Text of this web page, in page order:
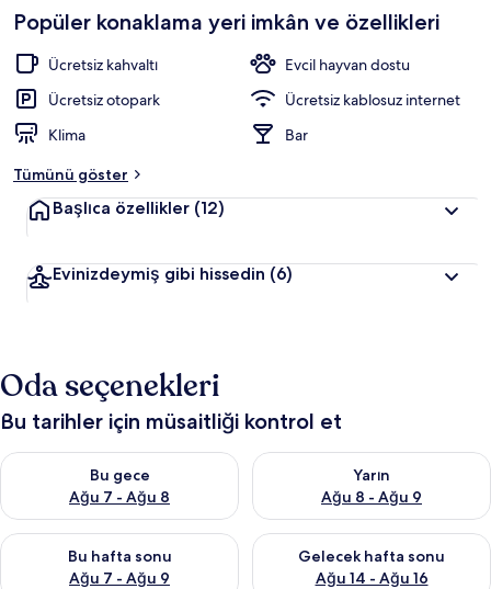
favorisi
f
r
e
a
n
l
a
n
Popüler konaklama yeri imkân ve özellikleri
Ücretsiz kahvaltı
Evcil hayvan dostu
Ücretsiz otopark
Ücretsiz kablosuz internet
Klima
Bar
Tümünü göster
Başlıca özellikler (12)
Evinizdeymiş gibi hissedin (6)
Oda seçenekleri
Bu tarihler için müsaitliği kontrol et
Bu gece
Ağu 7 - Ağu 8
Bu gece için müsaitliği kontrol et Ağu 7 - Ağu 8
Yarın
Ağu 8 - Ağu 9
Yarın için müsaitliği kontrol
Bu hafta sonu
Ağu 7 - Ağu 9
Bu hafta sonu için müsaitliği kontrol et Ağu 7 - Ağu 9
Gelecek hafta sonu
Ağu 14 - Ağu 16
Önümüzdeki hafta sonu için